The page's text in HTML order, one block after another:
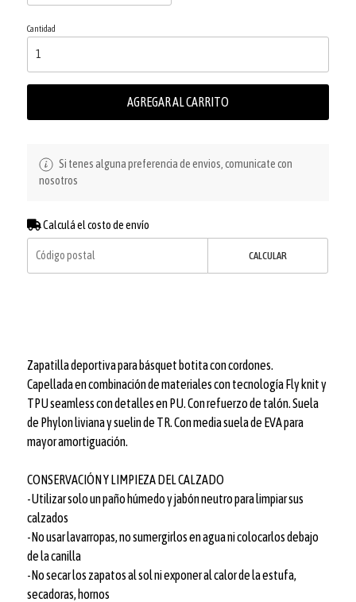
Cantidad
AGREGAR AL CARRITO
Si tenes alguna preferencia de envios, comunicate con
nosotros
Calculá el costo de envío
CALCULAR
Zapatilla deportiva para básquet botita con cordones.
Capellada en combinación de materiales con tecnología Fly knit y
TPU seamless con detalles en PU. Con refuerzo de talón. Suela
de Phylon liviana y suelin de TR. Con media suela de EVA para
mayor amortiguación.
CONSERVACIÓN Y LIMPIEZA DEL CALZADO
-Utilizar solo un paño húmedo y jabón neutro para limpiar sus
calzados
-No usar lavarropas, no sumergirlos en agua ni colocarlos debajo
de la canilla
-No secar los zapatos al sol ni exponer al calor de la estufa,
secadoras, hornos